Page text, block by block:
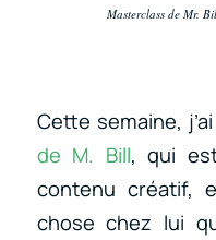
Masterclass de Mr.
Cette semaine,
de M. Bill, qui
contenu créatif,
chose chez lui